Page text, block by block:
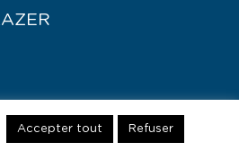
Accepter tout Refuser